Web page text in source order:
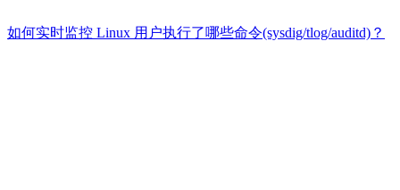
如何实时监控 Linux 用户执行了哪些命令(sysdig/tlog/auditd)？